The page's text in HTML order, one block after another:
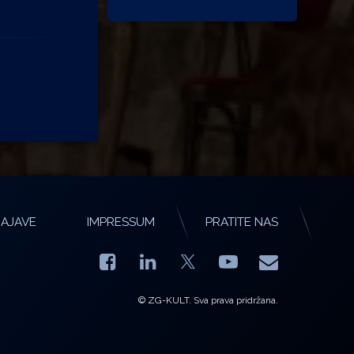
IMPRESSUM PRATITE NAS
Facebook
LinkedIn YouTube
E-mail
© ZG-KULT. Sva prava pridržana.